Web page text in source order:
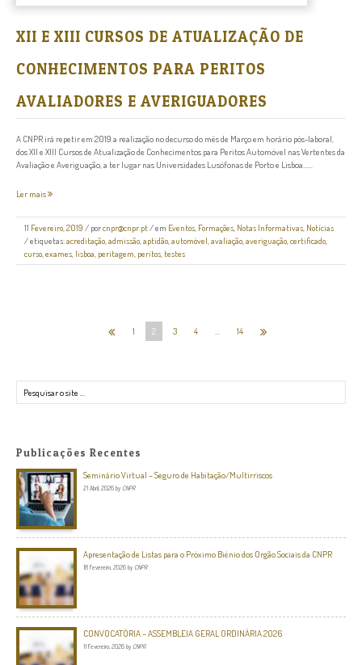
XII E XIII CURSOS DE ATUALIZAÇÃO DE
CONHECIMENTOS PARA PERITOS
AVALIADORES E AVERIGUADORES
A CNPR irá repetir em 2019 a realização no decurso do mês de Março em horário pós-laboral,
dos XII e XIII Cursos de Atualização de Conhecimentos para Peritos Automóvel nas Vertentes da
Avaliação e Averiguação, a ter lugar nas Universidades Lusófonas de Porto e Lisboa......
Ler mais
11 Fevereiro, 2019 / porcnpr@cnpr.pt / em Eventos Formações Notas Informativas Notícias
/ etiquetas:acreditação admissão aptidão automóvel avaliação averiguação certificado
curso exames lisboa peritagem peritos testes
1 2 3 4 … 14
Publicações Recentes
Seminário Virtual – Seguro de Habitação/Multirriscos
21 Abril, 2026 by CNPR
Apresentação de Listas para o Próximo Biénio dos Orgão Sociais da CNPR
18 Fevereiro, 2026 by CNPR
CONVOCATÓRIA – ASSEMBLEIA GERAL ORDINÁRIA 2026
11 Fevereiro, 2026 by CNPR